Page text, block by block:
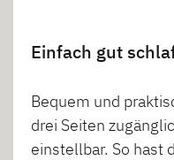
Einfach gut
Bequem und
drei Seiten
einstellbar. So hast